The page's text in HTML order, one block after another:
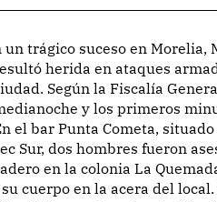
herida en ataques
Según la Fiscalía
y los primeros
el bar Punta Cometa,
Sur, dos hombres fueron
en la colonia La
cuerpo en la acera del